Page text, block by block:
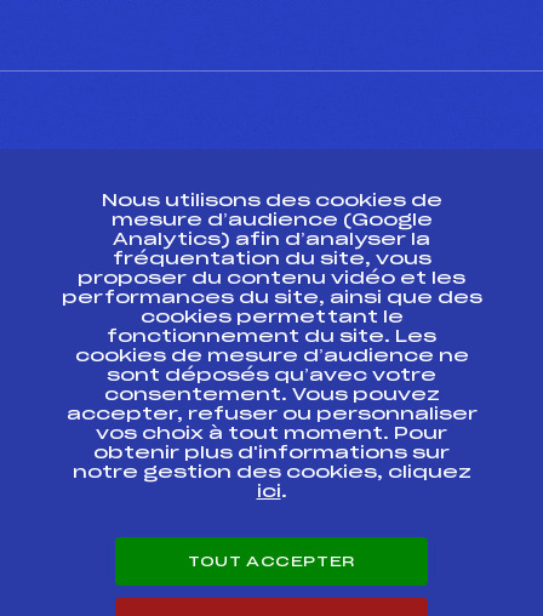
ESPACE PRESSE
Ressources
Pass’Neige
Projet sportif fédéral
Projet de performance fédéral
Antidopage
Pôle Développement, Formation, Suivi
Scientifique
Listes ministérielles
Pôle vie de l’athlète
Carrières
Nous utilisons des cookies de
mesure d’audience (Google
Analytics) afin d’analyser la
fréquentation du site, vous
proposer du contenu vidéo et les
performances du site, ainsi que des
cookies permettant le
fonctionnement du site. Les
cookies de mesure d’audience ne
sont déposés qu’avec votre
consentement. Vous pouvez
accepter, refuser ou personnaliser
vos choix à tout moment. Pour
obtenir plus d'informations sur
notre gestion des cookies, cliquez
ici.
TOUT ACCEPTER